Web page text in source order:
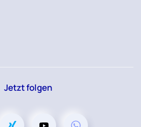
Jetzt folgen